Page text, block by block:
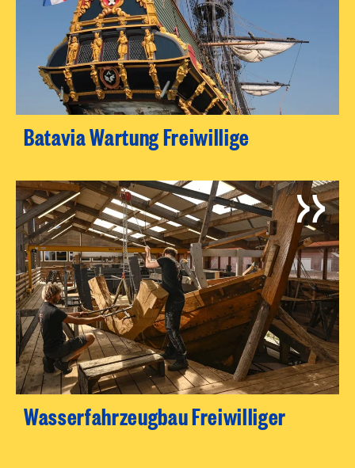
Batavia Wartung Freiwillige
Wasserfahrzeugbau Freiwilliger